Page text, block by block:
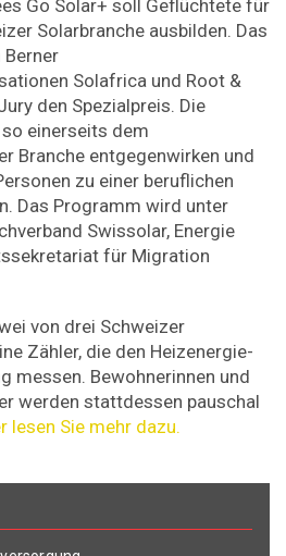
Go Solar+ soll Geflüchtete für
Solarbranche ausbilden. Das
Berner
Solafrica und Root &
den Spezialpreis. Die
einerseits dem
Branche entgegenwirken und
zu einer beruflichen
Das Programm wird unter
Swissolar, Energie
für Migration
von drei Schweizer
Zähler, die den Heizenergie-
messen. Bewohnerinnen und
werden stattdessen pauschal
lesen Sie mehr dazu.